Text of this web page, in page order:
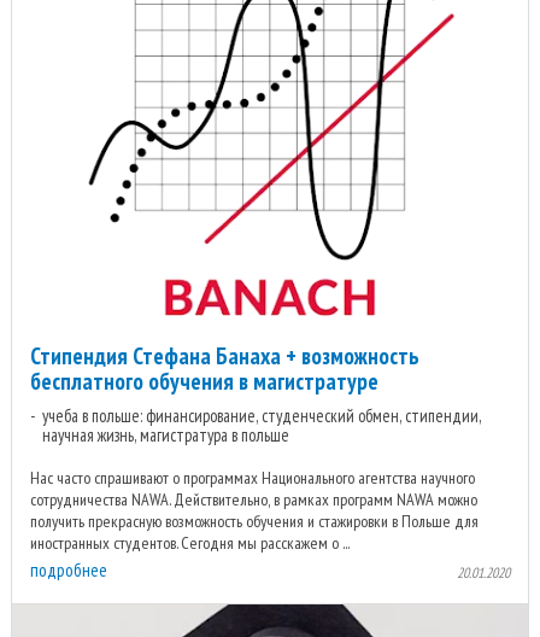
Стипендия Стефана Банаха + возможность
бесплатного обучения в магистратуре
учеба в польше: финансирование, студенческий обмен, стипендии,
научная жизнь, магистратура в польше
Нас часто спрашивают о программах Национального агентства научного
сотрудничества NAWA. Действительно, в рамках программ NAWA можно
получить прекрасную возможность обучения и стажировки в Польше для
иностранных студентов. Сегодня мы расскажем о ...
подробнее 20.01.2020